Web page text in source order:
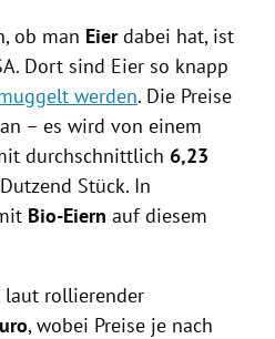
ob man Eierdabei hat, ist
Dort sind Eier so knapp
werden. Die Preise
– es wird von einem
durchschnittlich 6,23
Stück. In
Bio-Eiern auf diesem
laut rollierender
, wobei Preise je nach